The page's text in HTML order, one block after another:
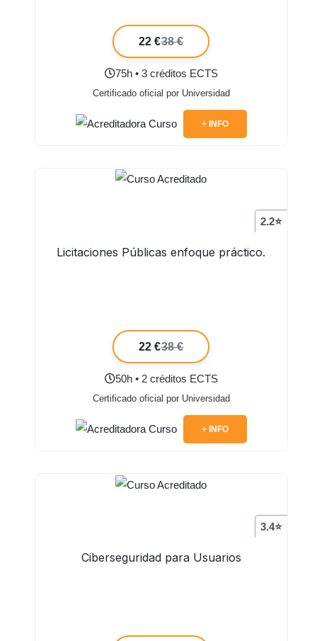
22 €38 €
75h • 3 créditos ECTS
Certificado oficial por Universidad
+ INFO
2.2⭐
Licitaciones Públicas enfoque práctico.
22 €38 €
50h • 2 créditos ECTS
Certificado oficial por Universidad
+ INFO
3.4⭐
Ciberseguridad para Usuarios